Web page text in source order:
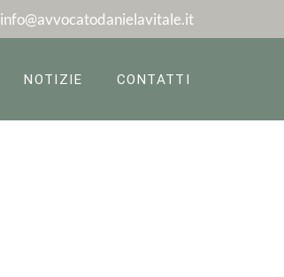
info@avvocatodanielavitale.it
NOTIZIE CONTATTI